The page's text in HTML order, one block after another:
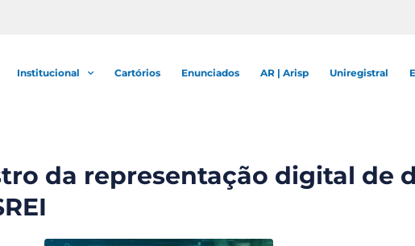
Institucional Cartórios Enunciados AR | Arisp Uniregistral
da representação digital de